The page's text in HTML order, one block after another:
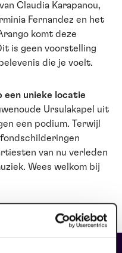
Claudia Karapanou,
Fernandez en het
komt deze
is geen voorstelling
die je voelt.
een unieke locatie
Ursulakapel uit
een podium. Terwijl
van nu verleden
Wees welkom bij